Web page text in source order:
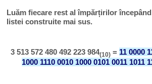
Luăm fiecare rest al împărțirilor
listei construite mai sus.
3 513 572 480 492 223 984(10) = 11 0000
1000 1110 0010 1000 0101 0011 1011